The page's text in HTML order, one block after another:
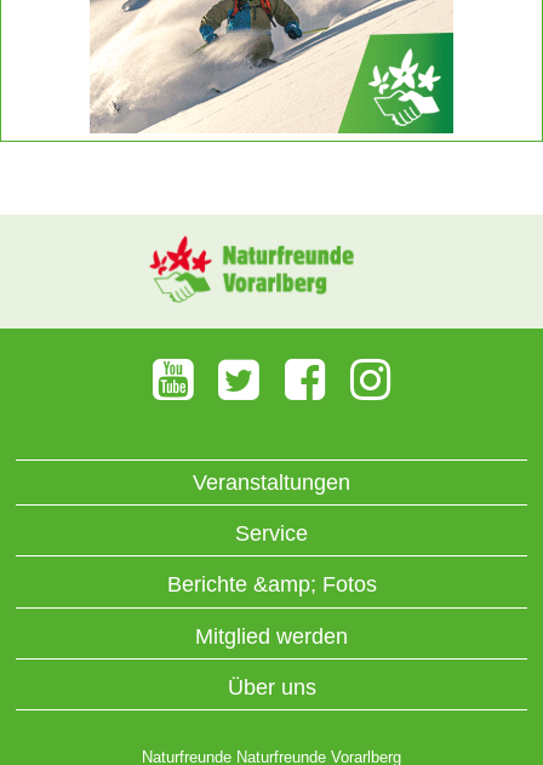
Veranstaltungen
Service
Berichte &amp; Fotos
Mitglied werden
Über uns
Naturfreunde Naturfreunde Vorarlberg